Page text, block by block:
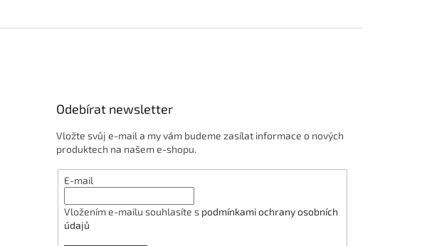
Odebírat newsletter
Vložte svůj e-mail a my vám budeme zasílat informace o nových
produktech na našem e-shopu.
E-mail
Vložením e-mailu souhlasíte s podmínkami ochrany osobních
údajů